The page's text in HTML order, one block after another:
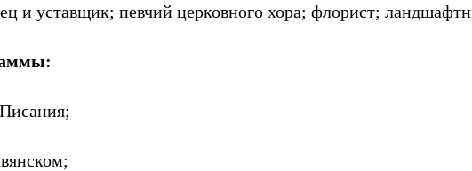
и уставщик; певчий церковного хора; флорист;